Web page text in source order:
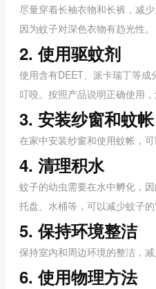
尽量穿着长袖衣物和长裤，减
因为蚊子对深色衣物有趋光性。
2. 使用驱蚊剂
使用含有DEET、派卡瑞丁等
叮咬。按照产品说明正确使用
3. 安装纱窗和蚊帐
在家中安装纱窗和使用蚊帐，
4. 清理积水
蚊子的幼虫需要在水中孵化，
托盘、水桶等，可以减少蚊子的
5. 保持环境整洁
保持室内和周边环境的整洁，减
6. 使用物理方法